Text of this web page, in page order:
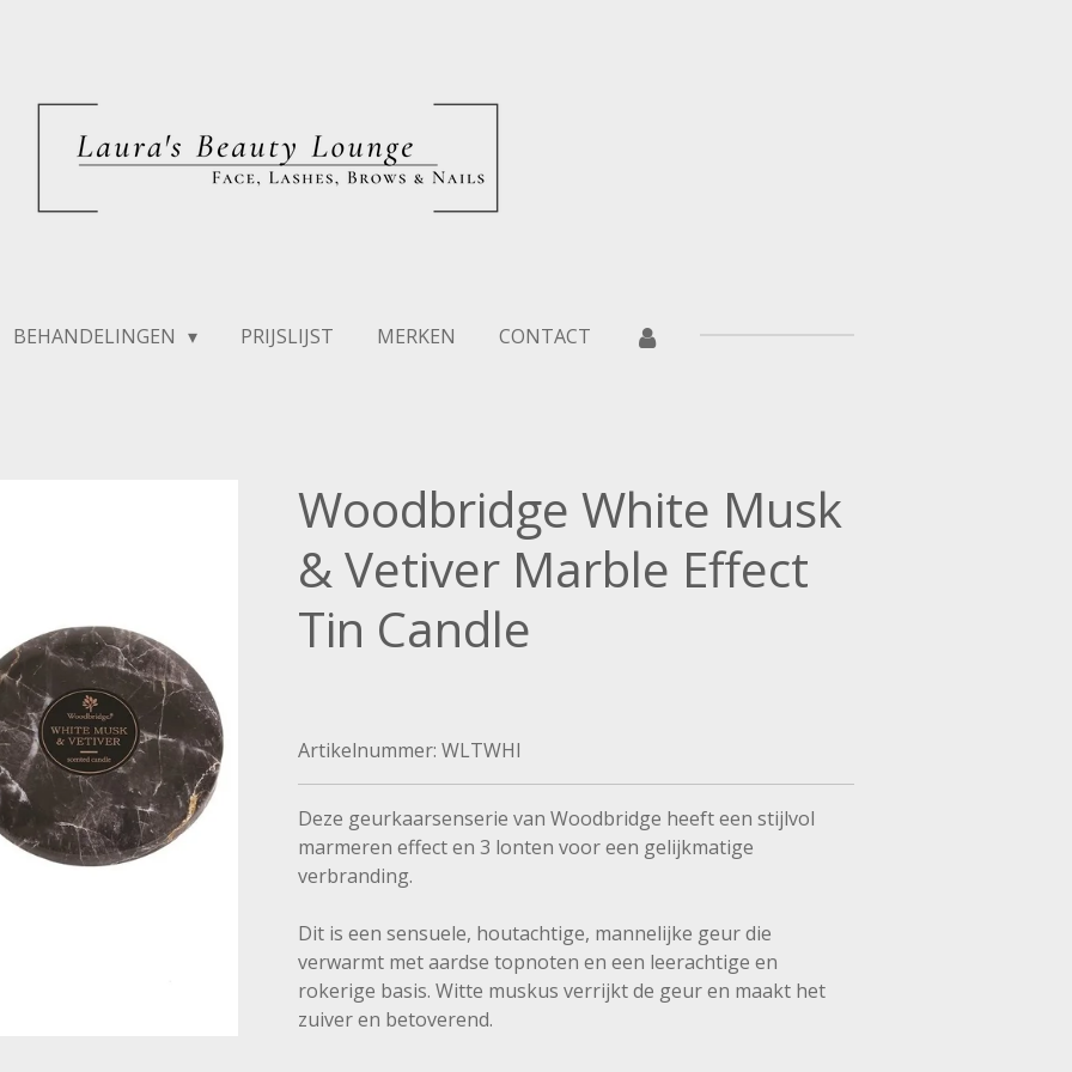
BEHANDELINGEN PRIJSLIJST MERKEN CONTACT
Woodbridge White Musk
& Vetiver Marble Effect
Tin Candle
Artikelnummer: WLTWHI
Deze geurkaarsenserie van Woodbridge heeft een stijlvol
marmeren effect en 3 lonten voor een gelijkmatige
verbranding.
Dit is een sensuele, houtachtige, mannelijke geur die
verwarmt met aardse topnoten en een leerachtige en
rokerige basis. Witte muskus verrijkt de geur en maakt het
zuiver en betoverend.